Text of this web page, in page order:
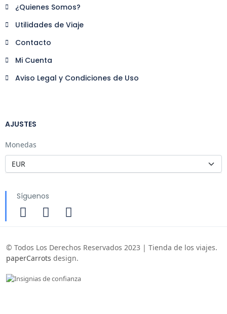
¿Quienes Somos?
Utilidades de Viaje
Contacto
Mi Cuenta
Aviso Legal y Condiciones de Uso
AJUSTES
Monedas
Síguenos
© Todos Los Derechos Reservados 2023 | Tienda de los viajes.
paperCarrots design.